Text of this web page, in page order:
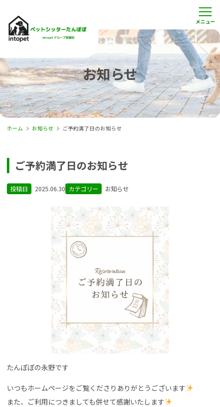
お知らせ
ホーム お知らせ ご予約満了日のお知らせ
ご予約満了日のお知らせ
投稿日 2025.06.30 カテゴリー お知らせ
たんぽぽの永野です
いつもホームページをご覧くださりありがとうございます
また、ご利用につきましても併せて感謝いたします